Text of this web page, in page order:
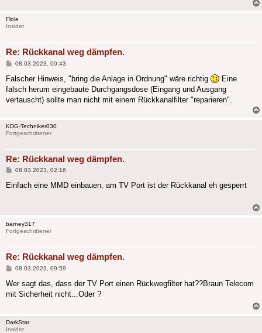
Flole
Insider
Re: Rückkanal weg dämpfen.
Beitrag
08.03.2023, 00:43
Falscher Hinweis, "bring die Anlage in Ordnung" wäre richtig
Eine
falsch herum eingebaute Durchgangsdose (Eingang und Ausgang
vertauscht) sollte man nicht mit einem Rückkanalfilter "reparieren".
KDG-Techniker030
Fortgeschrittener
Re: Rückkanal weg dämpfen.
Beitrag
08.03.2023, 02:16
Einfach eine MMD einbauen, am TV Port ist der Rückkanal eh gesperrt
barney317
Fortgeschrittener
Re: Rückkanal weg dämpfen.
Beitrag
08.03.2023, 09:59
Wer sagt das, dass der TV Port einen Rückwegfilter hat??Braun Telecom
mit Sicherheit nicht...Oder ?
DarkStar
Insider